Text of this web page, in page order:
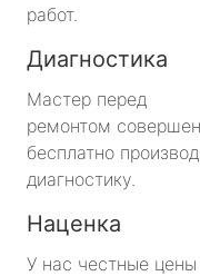
работ.
Диагностика
Мастер перед
ремонтом
бесплатно
диагностику.
Наценка
У нас честные цены